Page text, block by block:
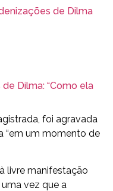
de Dilma
Dilma: “Como ela
foi agravada
“em um momento de
livre manifestação
vez que a